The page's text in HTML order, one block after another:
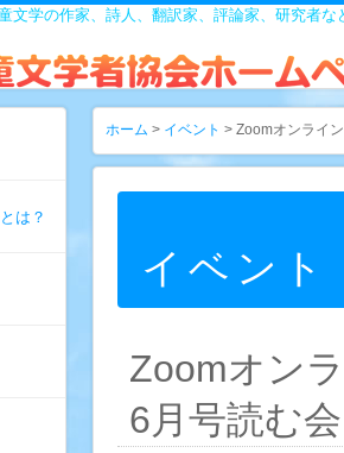
文学の作家、詩人、翻訳家、評論家、研究者
は？
ホーム > イベント > Zoomオンライ
イベント
Zoomオン
6月号読む